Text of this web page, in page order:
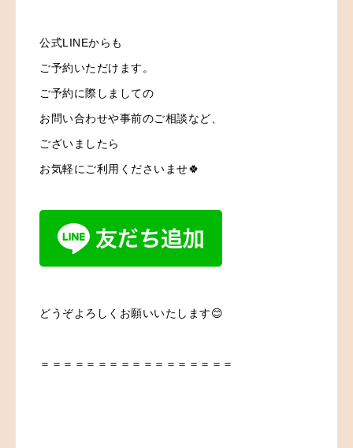
公式LINEからも
ご予約いただけます。
ご予約に際しましての
お問い合わせや事前のご相談など、
ございましたら
お気軽にご利用くださいませ🍀
どうぞよろしくお願いいたします😊
＝＝＝＝＝＝＝＝＝＝＝＝＝＝＝＝＝